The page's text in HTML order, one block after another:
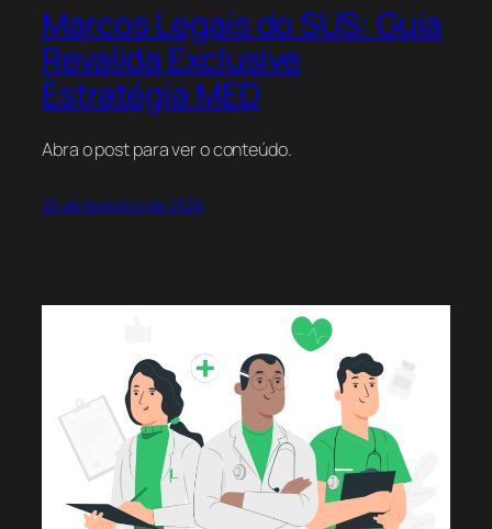
Marcos Legais do SUS: Guia
Revalida Exclusive
Estratégia MED
Abra o post para ver o conteúdo.
25 de fevereiro de 2026